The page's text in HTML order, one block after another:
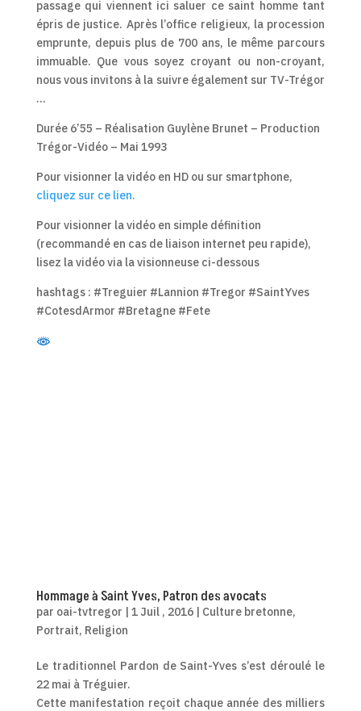
passage qui viennent ici saluer ce saint homme tant
épris de justice. Après l’office religieux, la procession
emprunte, depuis plus de 700 ans, le même parcours
immuable. Que vous soyez croyant ou non-croyant,
nous vous invitons à la suivre également sur TV-Trégor
…
Durée 6’55 – Réalisation Guylène Brunet – Production
Trégor-Vidéo – Mai 1993
Pour visionner la vidéo en HD ou sur smartphone,
cliquez sur ce lien.
Pour visionner la vidéo en simple définition
(recommandé en cas de liaison internet peu rapide),
lisez la vidéo via la visionneuse ci-dessous
hashtags : #Treguier #Lannion #Tregor #SaintYves
#CotesdArmor #Bretagne #Fete
Hommage à Saint Yves, Patron des avocats
par oai-tvtregor | 1 Juil , 2016| Culture bretonne,
Portrait, Religion
Le traditionnel Pardon de Saint-Yves s’est déroulé le
22 mai à Tréguier.
Cette manifestation reçoit chaque année des milliers